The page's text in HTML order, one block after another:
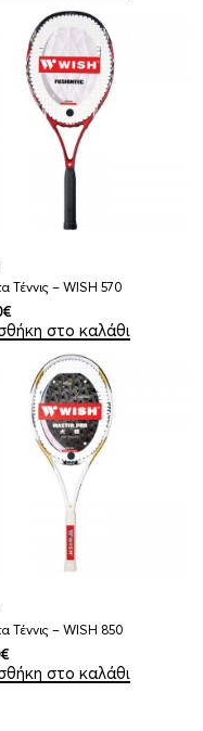
Τέννις – WISH 570
€
στο καλάθι
Τέννις – WISH 850
€
στο καλάθι